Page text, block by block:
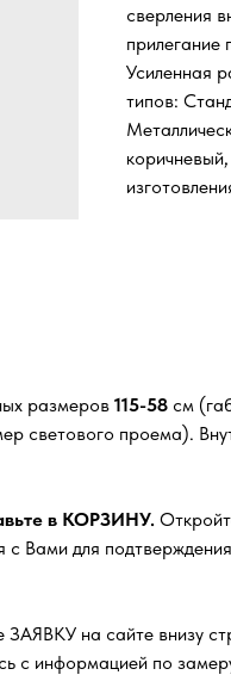
сверления
Усиленная
типов:
размеров 115-58 см
светового проема).
в КОРЗИНУ.
для
на сайте внизу
с информацией по